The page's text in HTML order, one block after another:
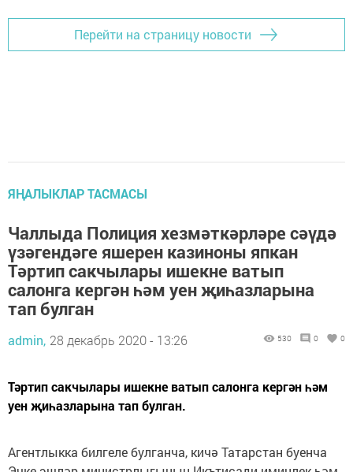
Перейти на страницу новости
ЯҢАЛЫКЛАР ТАСМАСЫ
Чаллыда Полиция хезмәткәрләре сәүдә
үзәгендәге яшерен казиноны япкан
Тәртип сакчылары ишекне ватып
салонга кергән һәм уен җиһазларына
тап булган
admin, 28 декабрь 2020 - 13:26 530 0 0
Тәртип сакчылары ишекне ватып салонга кергән һәм
уен җиһазларына тап булган.
Агентлыкка билгеле булганча, кичә Татарстан буенча